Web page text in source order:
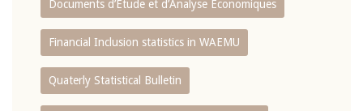
Documents d’Etude et d’Analyse Economiques
Financial Inclusion statistics in WAEMU
Quaterly Statistical Bulletin